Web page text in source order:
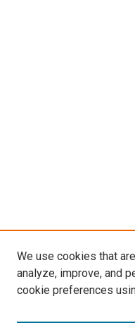
We use cookies that
analyze, improve, and
cookie preferences